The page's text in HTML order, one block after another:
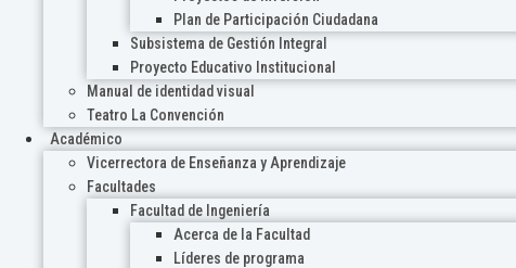
Plan de Participación Ciudadana
Subsistema de Gestión Integral
Proyecto Educativo Institucional
Manual de identidad visual
Teatro La Convención
Académico
Vicerrectora de Enseñanza y Aprendizaje
Facultades
Facultad de Ingeniería
Acerca de la Facultad
Líderes de programa